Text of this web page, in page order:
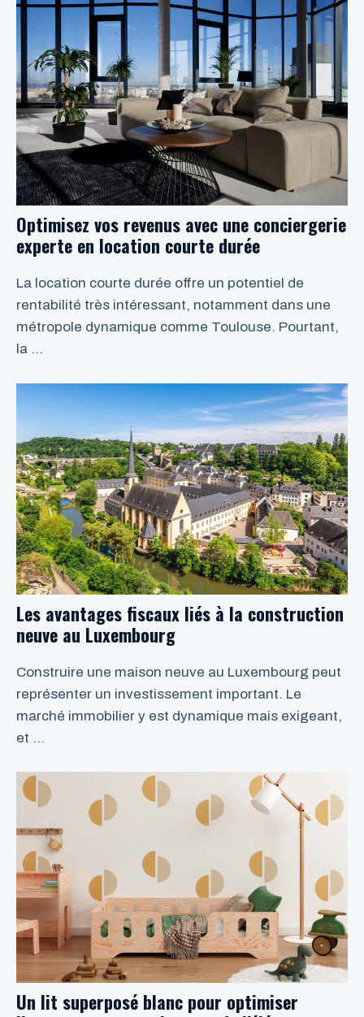
LIRE LA SUITE
Optimisez vos revenus avec une conciergerie
experte en location courte durée
La location courte durée offre un potentiel de
rentabilité très intéressant, notamment dans une
métropole dynamique comme Toulouse. Pourtant,
la …
LIRE LA SUITE
Les avantages fiscaux liés à la construction
neuve au Luxembourg
Construire une maison neuve au Luxembourg peut
représenter un investissement important. Le
marché immobilier y est dynamique mais exigeant,
et …
LIRE LA SUITE
Un lit superposé blanc pour optimiser